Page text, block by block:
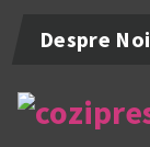
Despre Noi